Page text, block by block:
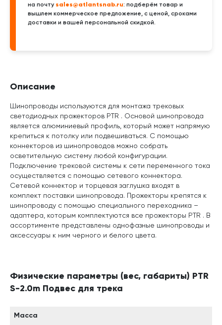
на почту sales@atlantsnab.ru: подберём товар и
вышлем коммерческое предложение, с ценой, сроками
доставки и вашей персональной скидкой.
Описание
Шинопроводы используются для монтажа трековых
светодиодных прожекторов PTR . Основой шинопровода
является алюминиевый профиль, который может напрямую
крепиться к потолку или подвешиваться. С помощью
коннекторов из шинопроводов можно собрать
осветительную систему любой конфигурации.
Подключение трековой системы к сети переменного тока
осуществляется с помощью сетевого коннектора.
Сетевой коннектор и торцевая заглушка входят в
комплект поставки шинопровода. Прожекторы крепятся к
шинопроводу с помощью специального переходника –
адаптера, которым комплектуются все прожекторы PTR . В
ассортименте представлены однофазные шинопроводы и
аксессуары к ним черного и белого цвета.
Физические параметры (вес, габариты) PTR
S-2.0m Подвес для трека
Масса